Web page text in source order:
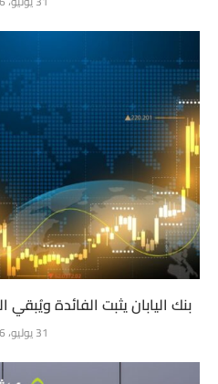
بنك اليابان يثبت الفائدة
31 يوليو، 2026